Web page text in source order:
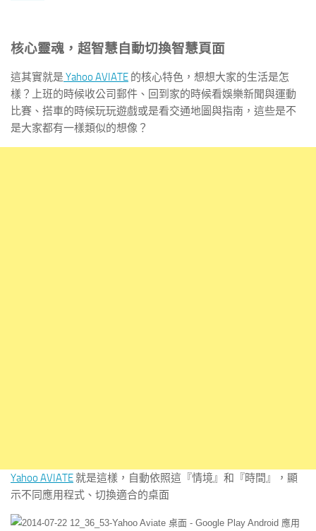
核心靈魂，超智慧自動切換智慧頁面
這其實就是 Yahoo AVIATE 的核心特色，想想大家的生活是怎
樣？上班的時候收公司郵件、回到家的時候看娛樂新聞與運動
比賽、搭車的時候玩玩遊戲或是看交通地圖與指南，這些是不
是大家都有一樣類似的想像？
Yahoo AVIATE就是這樣，自動依照這『情境』和『時間』，顯
示不同應用程式、切換適合的桌面